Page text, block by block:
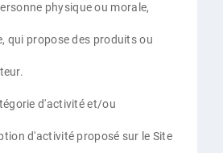
physique ou morale,
qui propose des produits ou
d'activité et/ou
d'activité proposé sur le Site